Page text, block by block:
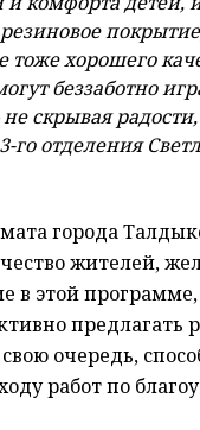
тоже хорошего
беззаботно
скрывая
го отделения
города
жителей,
в этой
предлагать
очередь,
работ по